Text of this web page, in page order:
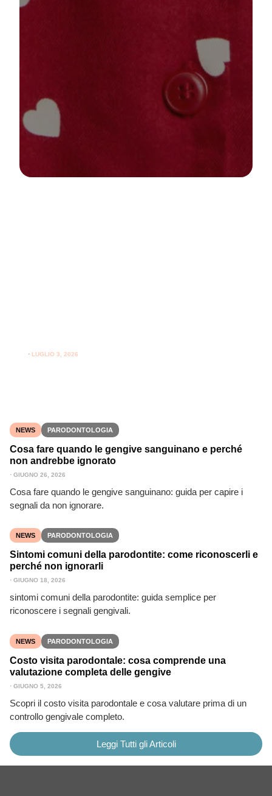
⋅ LUGLIO 3, 2026
NEWS PARODONTOLOGIA
Cosa fare quando le gengive sanguinano e perché
non andrebbe ignorato
⋅ GIUGNO 26, 2026
Cosa fare quando le gengive sanguinano: guida per capire i
segnali da non ignorare.
NEWS PARODONTOLOGIA
Sintomi comuni della parodontite: come riconoscerli e
perché non ignorarli
⋅ GIUGNO 18, 2026
sintomi comuni della parodontite: guida semplice per
riconoscere i segnali gengivali.
NEWS PARODONTOLOGIA
Costo visita parodontale: cosa comprende una
valutazione completa delle gengive
⋅ GIUGNO 5, 2026
Scopri il costo visita parodontale e cosa valutare prima di un
controllo gengivale completo.
Leggi Tutti gli Articoli